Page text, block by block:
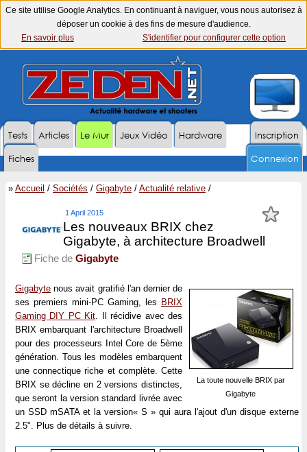
Ce site utilise Google Analytics. En continuant à naviguer, vous nous autorisez à
déposer un cookie à des fins de mesure d'audience.
En savoir plus
S'identifier pour configurer cette option
Inscription
Tests Articles Le Mur Jeux Vidéo
Hardware
Fiches
Connexion
» Accueil / Sociétés / Gigabyte / Actualité relative /
1 April 2015
Les nouveaux BRIX chez
Gigabyte, à architecture Broadwell
Fiche de Gigabyte
La toute nouvelle BRIX par
Gigabyte
Gigabyte nous avait gratifié l'an dernier de
ses premiers mini-PC Gaming, les BRIX
Gaming DIY PC Kit. Il récidive avec des
BRIX embarquant l'architecture Broadwell
pour des processeurs Intel Core de 5ème
génération. Tous les modèles embarquent
une connectique riche et complète. Cette
BRIX se décline en 2 versions distinctes,
que seront la version standard livrée avec
un SSD mSATA et la version« S » qui aura l'ajout d'un disque externe
2.5". Plus de détails à suivre.